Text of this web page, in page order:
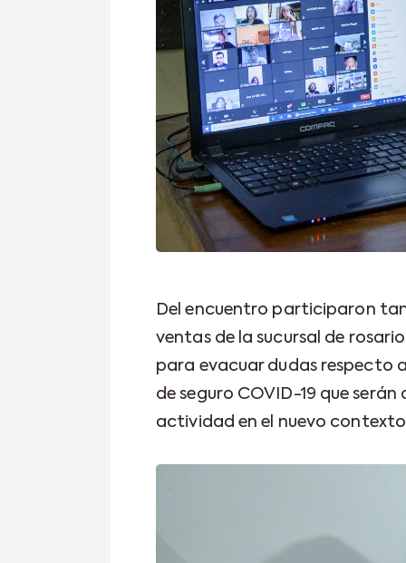
Del encuentro participaron
ventas de la sucursal de
para evacuar dudas respecto
de seguro COVID-19 que
actividad en el nuevo